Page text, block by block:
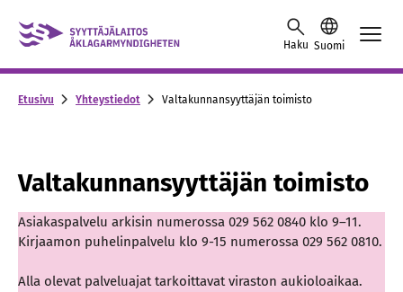
Skip to content -saavutettavuusohje
Haku Suomi
Etusivu Yhteystiedot Valtakunnansyyttäjän toimisto
Valtakunnansyyttäjän toimisto
Asiakaspalvelu arkisin numerossa 029 562 0840 klo 9–11.
Kirjaamon puhelinpalvelu klo 9-15 numerossa 029 562 0810.
Alla olevat palveluajat tarkoittavat viraston aukioloaikaa.